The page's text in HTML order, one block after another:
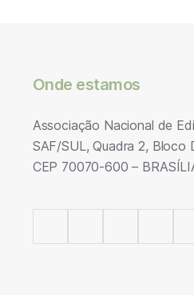
Onde estamos
Associação Nacional de
SAF/SUL, Quadra 2, Bloco
CEP 70070-600 –